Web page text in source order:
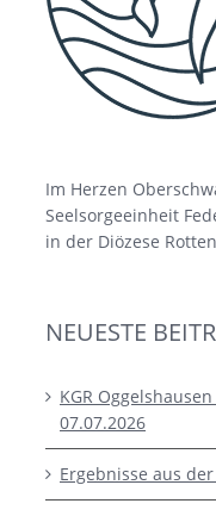
Im Herzen
Seelsorgeeinheit
in der Diözese
NEUESTE
KGR
07.07.2026
Ergebnisse aus